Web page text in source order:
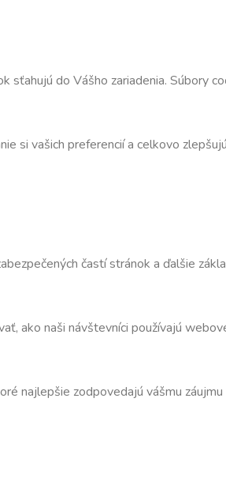
do Vášho zariadenia. Súbory
si vašich preferencií a celkovo
častí stránok a ďalšie
ako naši návštevníci používajú
najlepšie zodpovedajú vášmu